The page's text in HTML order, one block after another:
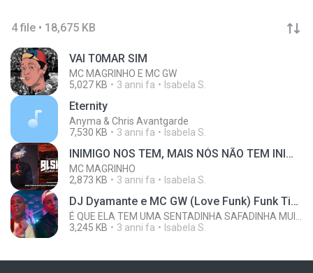
4 file • 18,675 KB
VAl T0MAR SlM
MC MAGRINHO E MC GW
5,027 KB
3 anni fa Isabela S.
Eternity
Anyma & Chris Avantgarde
7,530 KB
3 anni fa Isabela S.
INIMIGO NOS TEM, MAIS NÓS NÃO TEM INIMIGA (DJ FW)
MC MAGRINHO
2,873 KB
3 anni fa Isabela S.
DJ Dyamante e MC GW (Love Funk) Funk Tiktok
3,245 KB
3 anni fa Isabela S.